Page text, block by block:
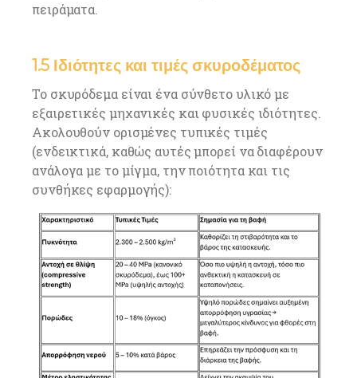
πειράματα.
1.5 Ιδιότητες και τιμές σκυροδέματος
Το σκυρόδεμα είναι ένα σύνθετο υλικό με
εξαιρετικές μηχανικές και φυσικές ιδιότητες.
Ακολουθούν ορισμένες τυπικές τιμές
(ενδεικτικά, καθώς αυτές μπορεί να διαφέρουν
ανάλογα με το μίγμα, την ποιότητα και τις
συνθήκες εφαρμογής):